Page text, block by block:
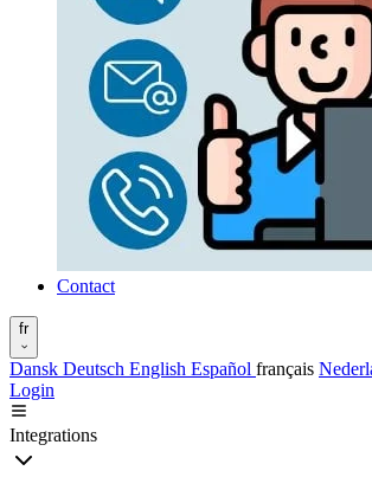
Contact
fr
Dansk Deutsch English Español français
Login
Integrations